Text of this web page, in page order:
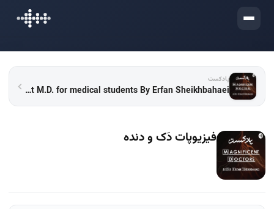
ورود
پادکست
Podcast M.D. for medical students By Erfan Sheikhbahaei | پادکست مشاوره پزشکی ام دی با عرفان شیخ بهایی
فیزیوپات دَک و دنده